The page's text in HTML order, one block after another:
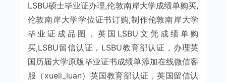
LSBU硕士毕业证办理,伦敦南岸大学成绩单购买,
伦敦南岸大学学位证书订购,制作伦敦南岸大学
毕业证成品图，英国LSBU文凭成绩单购
买,LSBU留信认证，LSBU教育部认证，办理英
国历届大学原版毕业证书成绩单添加在线微信客
服（xueli_luan）英国教育部认证，英国留信认